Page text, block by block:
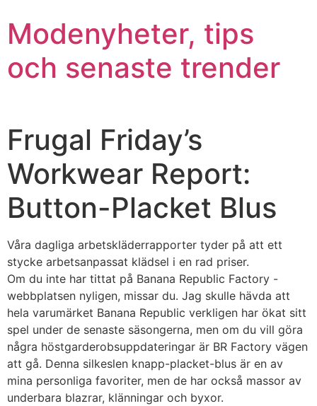
Modenyheter, tips
och senaste trender
Frugal Friday’s
Workwear Report:
Button-Placket Blus
Våra dagliga arbetskläderrapporter tyder på att ett
stycke arbetsanpassat klädsel i en rad priser.
Om du inte har tittat på Banana Republic Factory -
webbplatsen nyligen, missar du. Jag skulle hävda att
hela varumärket Banana Republic verkligen har ökat sitt
spel under de senaste säsongerna, men om du vill göra
några höstgarderobsuppdateringar är BR Factory vägen
att gå. Denna silkeslen knapp-placket-blus är en av
mina personliga favoriter, men de har också massor av
underbara blazrar, klänningar och byxor.